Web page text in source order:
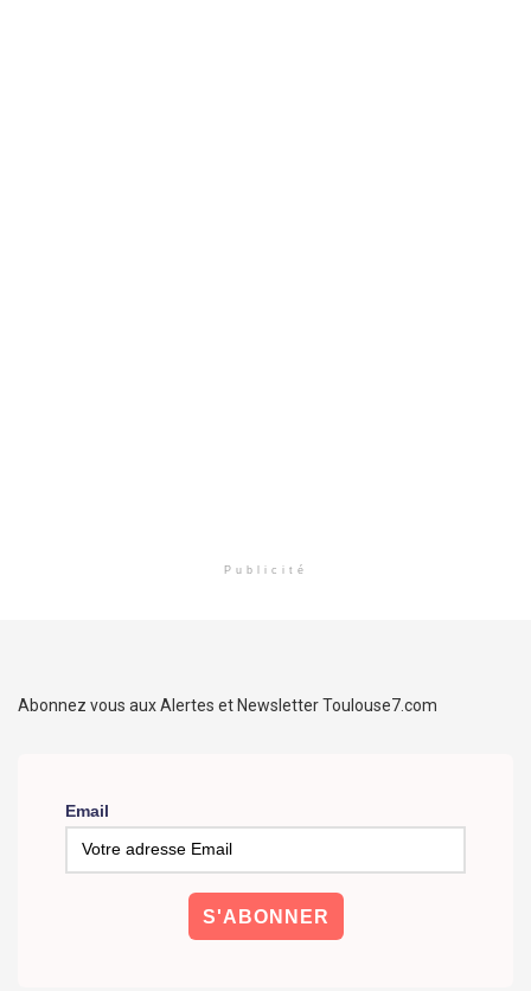
Publicité
Abonnez vous aux Alertes et Newsletter Toulouse7.com
Email